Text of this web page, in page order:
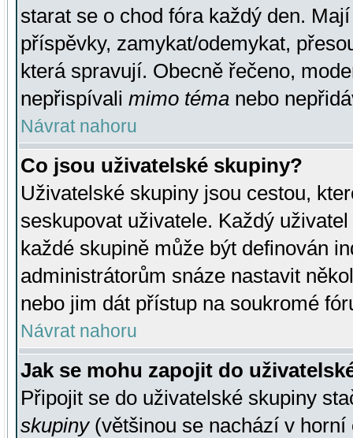
starat se o chod fóra každý den.
příspěvky, zamykat/odemykat,
která spravují. Obecně řečeno,
nepřispívali mimo téma nebo
Návrat nahoru
Co jsou uživatelské skupiny?
Uživatelské skupiny jsou cestou,
seskupovat uživatele. Každý
každé skupině může být definován
administrátorům snáze nastavit
nebo jim dát přístup na soukromé
Návrat nahoru
Jak se mohu zapojit do
Připojit se do uživatelské skupiny
skupiny(většinou se nachází v horní